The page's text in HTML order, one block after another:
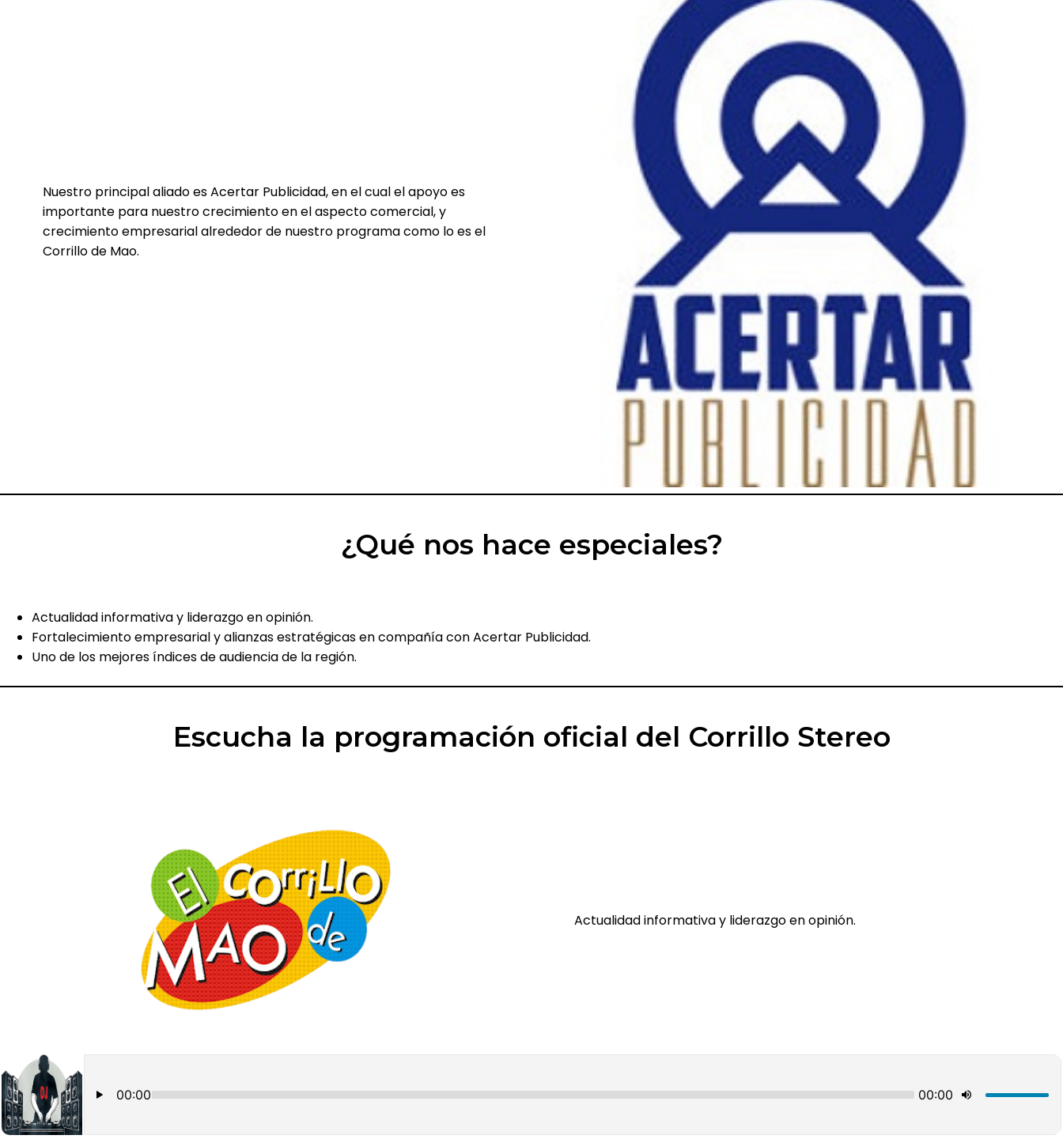
Nuestro principal aliado es Acertar Publicidad, en el cual el apoyo es
importante para nuestro crecimiento en el aspecto comercial, y
crecimiento empresarial alrededor de nuestro programa como lo es el
Corrillo de Mao.
¿Qué nos hace especiales?
Actualidad informativa y liderazgo en opinión.
Fortalecimiento empresarial y alianzas estratégicas en compañía con Acertar Publicidad.
Uno de los mejores índices de audiencia de la región.
Escucha la programación oficial del Corrillo Stereo
Actualidad informativa y liderazgo en opinión.